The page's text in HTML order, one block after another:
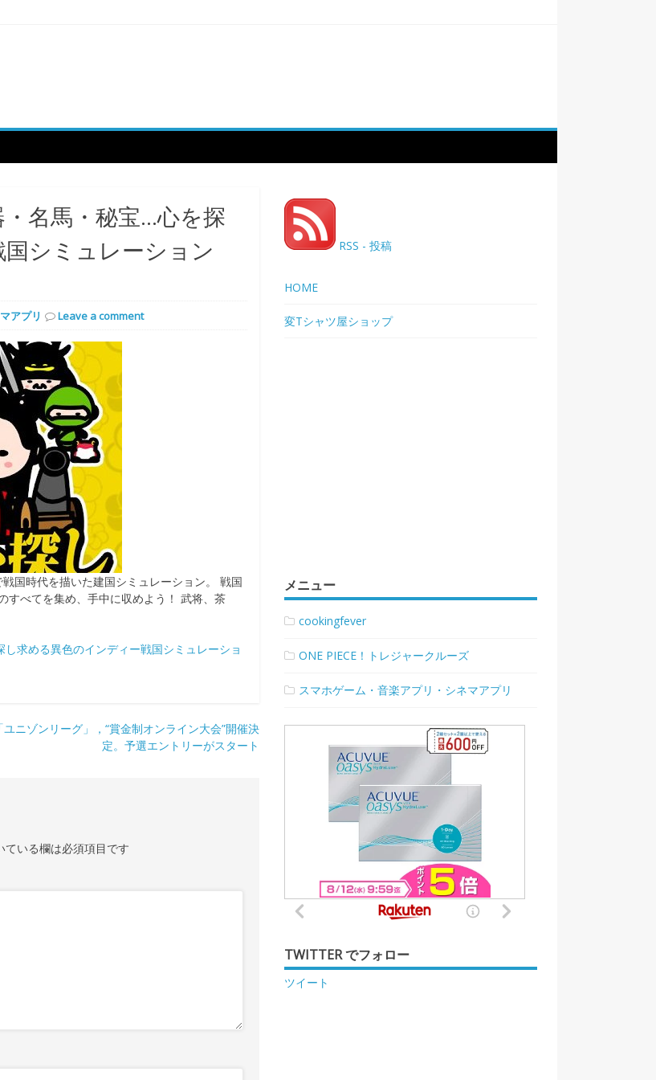
名馬・秘宝…心を探
シミュレーション
アプリ Leave a comment
国時代を描いた建国シミュレーション。 戦国
すべてを集め、手中に収めよう！ 武将、茶
求める異色のインディー戦国シミュレーショ
「ユニゾンリーグ」，“賞金制オンライン大会”開催決
定。予選エントリーがスタート
ている欄は必須項目です
RSS - 投稿
HOME
変Tシャツ屋ショップ
メニュー
cookingfever
ONE PIECE！トレジャークルーズ
スマホゲーム・音楽アプリ・シネマアプリ
TWITTER でフォロー
ツイート